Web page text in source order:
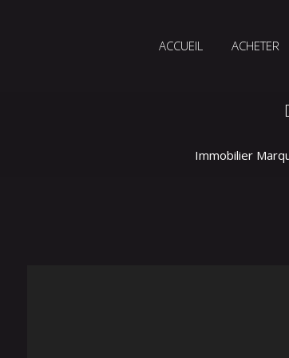
ACCUEIL ACHETER
Immobilier